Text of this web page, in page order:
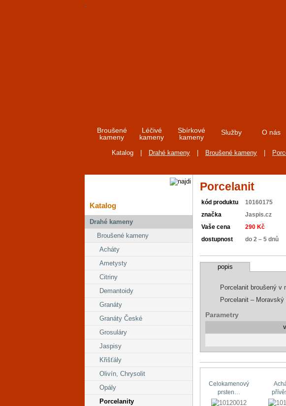
Broušené
kameny
Léčivé
kameny
Sbírkové
kameny
Služby O nás
Katalog Drahé kameny Broušené kameny
Katalog
Drahé kameny
Broušené kameny
Acháty
Ametysty
Citriny
Demantoidy
Granáty
Granáty České
Grosuláry
Jaspisy
Křišťály
Olivín, Chrysolit
Opály
Porcelanity
Porcelanit
kód produktu 10160175
značka Jaspis.cz
Vaše cena 290 Kč
dostupnost do 2 – 5 dnů
popis
Porcelanit broušený v
Porcelanit –
Parametry
Celokamenový
prsten…